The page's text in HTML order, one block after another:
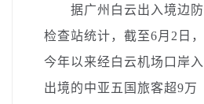
据广州白云出入境边防
检查站统计，截至6月2日，
今年以来经白云机场口岸入
出境的中亚五国旅客超9万